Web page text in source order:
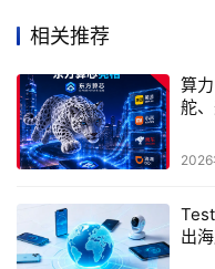
全部设备采用实体物
还原芯片、摄像头、定
对金融支付、智能硬件
境带来的结果失真；支
拉起上百台不同机型同步
二、AI原生能力：
模化痛点
相关推荐
算
舵
出